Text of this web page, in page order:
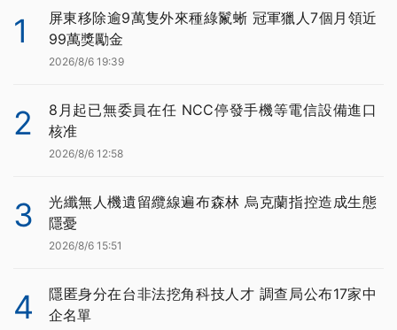
1
屏東移除逾9萬隻外來種綠鬣蜥 冠軍獵人7個月領近
99萬獎勵金
2026/8/6 19:39
2
8月起已無委員在任 NCC停發手機等電信設備進口
核准
2026/8/6 12:58
3
光纖無人機遺留纜線遍布森林 烏克蘭指控造成生態
隱憂
2026/8/6 15:51
4
隱匿身分在台非法挖角科技人才 調查局公布17家中
企名單